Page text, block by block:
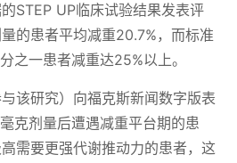
STEP UP临床试验结果发表评
的患者平均减重20.7%，而标准
之一患者减重达25%以上。
该研究）向福克斯新闻数字版表
克剂量后遭遇减重平台期的患
需要更强代谢推动力的患者，这